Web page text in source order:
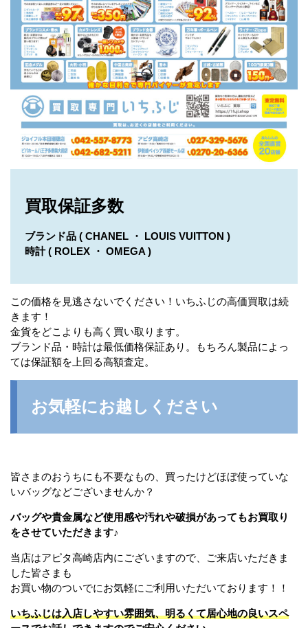
買取保証多数
ブランド品 ( CHANEL ・ LOUIS VUITTON )
時計 ( ROLEX ・ OMEGA )
この価格を見逃さないでください！いちふじの高価買取は続
きます！
金貨をどこよりも高く買い取ります。
ブランド品・時計は最低価格保証あり。もちろん製品によっ
ては保証額を上回る高額査定。
お気軽にお越しください
皆さまのおうちにも不要なもの、買ったけどほぼ使っていな
いバッグなどございませんか？
バッグや貴金属など使用感や汚れや破損があってもお買取り
をさせていただきます♪
当店はアピタ高崎店内にございますので、ご来店いただきま
した皆さまも
お買い物のついでにお気軽にご利用いただいております！！
いちふじは入店しやすい雰囲気、明るくて居心地の良いスペ